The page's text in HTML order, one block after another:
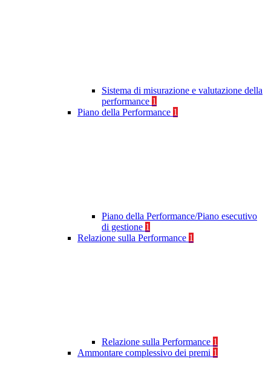
Sistema di misurazione e valutazione della
performance 1
Piano della Performance 1
Piano della Performance/Piano esecutivo
di gestione 1
Relazione sulla Performance 1
Relazione sulla Performance 1
Ammontare complessivo dei premi 1